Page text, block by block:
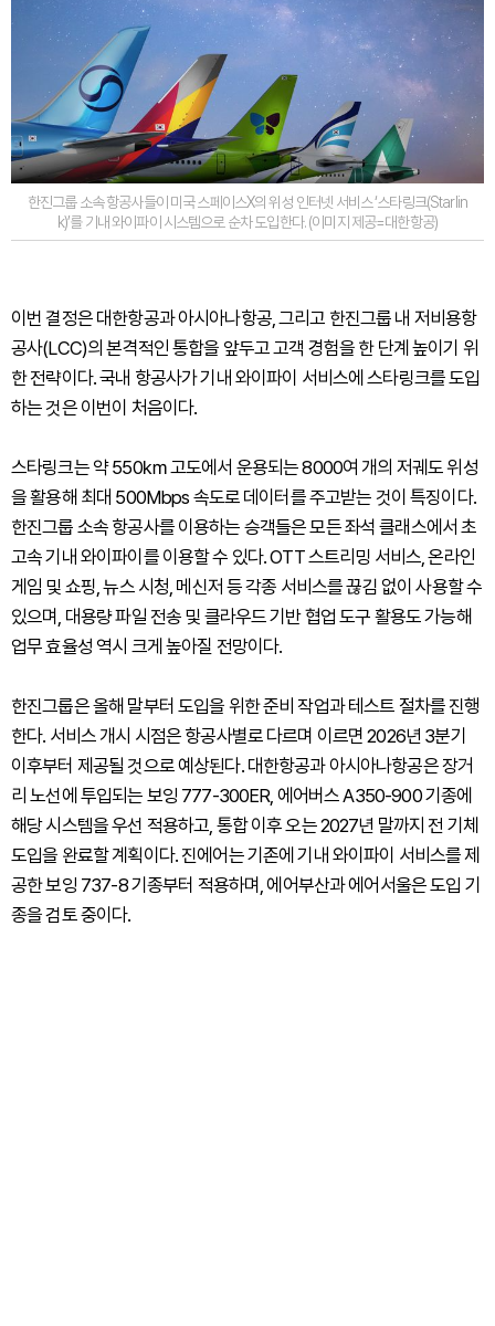
한진그룹 소속 항공사들이 미국 스페이스X의 위성 인터넷 서비스 ‘스타링크(Starlin
k)’를 기내 와이파이 시스템으로 순차 도입한다. (이미지 제공=대한항공)
이번 결정은 대한항공과 아시아나항공, 그리고 한진그룹 내 저비용항
공사(LCC)의 본격적인 통합을 앞두고 고객 경험을 한 단계 높이기 위
한 전략이다. 국내 항공사가 기내 와이파이 서비스에 스타링크를 도입
하는 것은 이번이 처음이다.
스타링크는 약 550㎞ 고도에서 운용되는 8000여 개의 저궤도 위성
을 활용해 최대 500Mbps 속도로 데이터를 주고받는 것이 특징이다.
한진그룹 소속 항공사를 이용하는 승객들은 모든 좌석 클래스에서 초
고속 기내 와이파이를 이용할 수 있다. OTT 스트리밍 서비스, 온라인
게임 및 쇼핑, 뉴스 시청, 메신저 등 각종 서비스를 끊김 없이 사용할 수
있으며, 대용량 파일 전송 및 클라우드 기반 협업 도구 활용도 가능해
업무 효율성 역시 크게 높아질 전망이다.
한진그룹은 올해 말부터 도입을 위한 준비 작업과 테스트 절차를 진행
한다. 서비스 개시 시점은 항공사별로 다르며 이르면 2026년 3분기
이후부터 제공될 것으로 예상된다. 대한항공과 아시아나항공은 장거
리 노선에 투입되는 보잉 777-300ER, 에어버스 A350-900 기종에
해당 시스템을 우선 적용하고, 통합 이후 오는 2027년 말까지 전 기체
도입을 완료할 계획이다. 진에어는 기존에 기내 와이파이 서비스를 제
공한 보잉 737-8 기종부터 적용하며, 에어부산과 에어서울은 도입 기
종을 검토 중이다.